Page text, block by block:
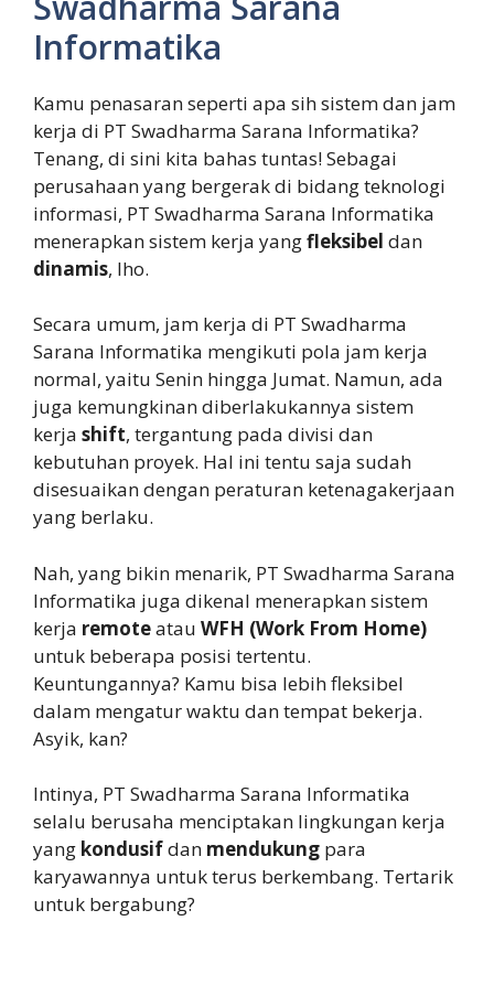
Informatika
Kamu penasaran seperti apa sih sistem dan jam
kerja di PT Swadharma Sarana Informatika?
Tenang, di sini kita bahas tuntas! Sebagai
perusahaan yang bergerak di bidang teknologi
informasi, PT Swadharma Sarana Informatika
menerapkan sistem kerja yangfleksibel dan
dinamis, lho.
Secara umum, jam kerja di PT Swadharma
Sarana Informatika mengikuti pola jam kerja
normal, yaitu Senin hingga Jumat. Namun, ada
juga kemungkinan diberlakukannya sistem
kerja shift, tergantung pada divisi dan
kebutuhan proyek. Hal ini tentu saja sudah
disesuaikan dengan peraturan ketenagakerjaan
yang berlaku.
Nah, yang bikin menarik, PT Swadharma Sarana
Informatika juga dikenal menerapkan sistem
kerja remoteatau WFH (Work From Home)
untuk beberapa posisi tertentu.
Keuntungannya? Kamu bisa lebih fleksibel
dalam mengatur waktu dan tempat bekerja.
Asyik, kan?
Intinya, PT Swadharma Sarana Informatika
selalu berusaha menciptakan lingkungan kerja
yang kondusifdan mendukung para
karyawannya untuk terus berkembang. Tertarik
untuk bergabung?